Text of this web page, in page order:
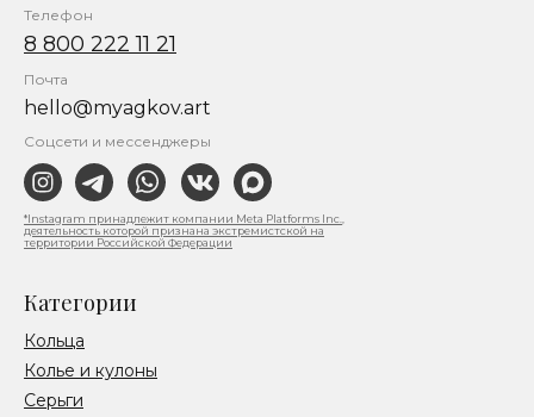
Категории
Телефон
Серьги
Колье и кулоны
Кольца
Соцсети и мессенджеры
hello@myagkov.art
Почта
8 800 222 11 21
*Instagram принадлежит компании Meta Platforms Inc.,
деятельность которой признана экстремистской на
территории Российской Федерации